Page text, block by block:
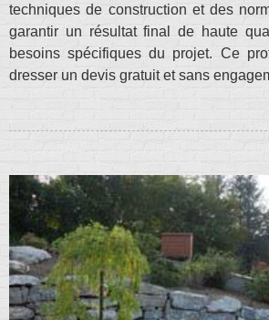
techniques de construction et des
garantir un résultat final de haute
besoins spécifiques du projet. Ce
dresser un devis gratuit et sans